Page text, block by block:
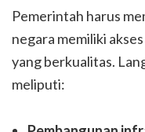
Pemerintah harus
negara memiliki
yang berkualitas.
meliputi: